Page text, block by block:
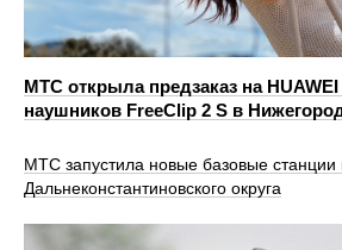
МТС открыла предзаказ на
наушников FreeClip 2 S в
МТС запустила новые базовые станции
Дальнеконстантиновского округа